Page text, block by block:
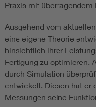
Praxis mit überragendem
Ausgehend vom
eine eigene Theorie
hinsichtlich ihrer
Fertigung zu optimieren.
durch Simulation
entwickelt. Diesen hat er
Messungen seine